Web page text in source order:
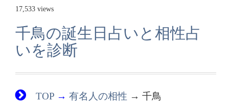
17,533 views
千鳥の誕生日占いと相性占
いを診断
TOP → 有名人の相性 → 千鳥